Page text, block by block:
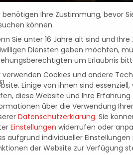
PlayStation Reviews
5
benötigen Ihre Zustimmung, bevor
können.
Sie unter 16 Jahre alt sind und
Diensten geben möchten,
um Erlaubnis
verwenden Cookies und andere
Einige von ihnen sind
diese Website und Ihre Erfahrung
über die Verwendung
Datenschutzerklärung. Sie
Einstellungen widerrufen oder
aufgrund individueller
der Website zur Verfügung